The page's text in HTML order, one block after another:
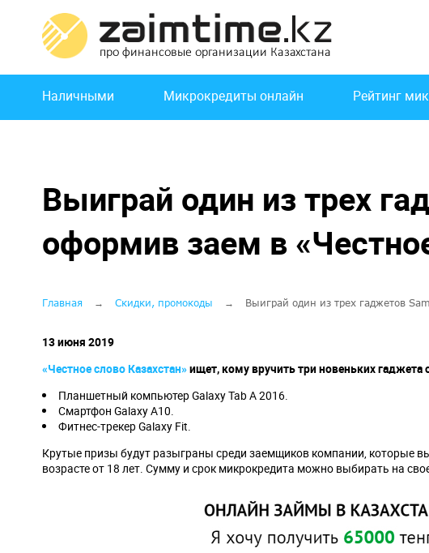
основному
содержанию
Основная
навигация
Наличными Микрокредиты онлайн Рейтинг
Выиграй один из трех
оформив заем в
Строка
навигации
Главная Скидки, промокоды Выиграй один из трех гаджетов
13 июня 2019
«Честное слово Казахстан»ищет, кому вручить три новеньких гаджета
Планшетный компьютер Galaxy Tab A 2016.
Смартфон Galaxy A10.
Фитнес-трекер Galaxy Fit.
Крутые призы будут разыграны среди заемщиков компании, которые
возрасте от 18 лет. Сумму и срок микрокредита можно выбирать на